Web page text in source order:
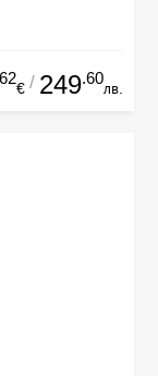
€ / 249.60
лв.